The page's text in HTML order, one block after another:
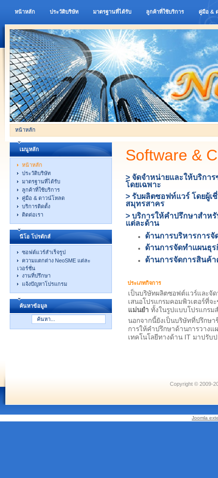
หน้าหลัก ประวัติบริษัท มาตรฐานที่ได้รับ ลูกค้าที่ใช้บริการ คู่มือ &
หน้าหลัก
เมนูหลัก
หน้าหลัก
ประวัติบริษัท
มาตรฐานที่ได้รับ
ลูกค้าที่ใช้บริการ
คู่มือ & ดาวน์โหลด
บริการติดตั้ง
ติดต่อเรา
นีโอ โปรดักส์
ซอฟต์แวร์สำเร็จรูป
ความแตกต่าง NeoSME แต่ละ
เวอร์ชั่น
งานที่ปรึกษา
แจ้งปัญหาโปรแกรม
ค้นหาข้อมูล
Software &
> จัดจำหน่ายและให้บริกา
โดยเฉพาะ
> รับผลิตซอฟท์แวร์ โดยผู้
สมุทรสาคร
> บริการให้คำปรึกษาสำห
แต่ละด้าน
ด้านการบริหารการจั
ด้านการจัดทำแผนธุ
ด้านการจัดการสินค้า
ประเภทกิจการ
เป็นบริษัทผลิตซอฟต์แวร์และจั
เสนอโปรแกรมคอมพิวเตอร์ที่จ
แม่นยำ ทั้งในรูปแบบโปรแกรม
นอกจากนี้ยังเป็นบริษัทที่ปรึกษ
การให้คำปรึกษาด้านการวาง
เทคโนโลยีทางด้าน IT มาปรับ
Copyright © 2009-
Joomla